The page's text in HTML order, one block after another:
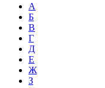
А
Б
В
Г
Д
Е
Ж
З